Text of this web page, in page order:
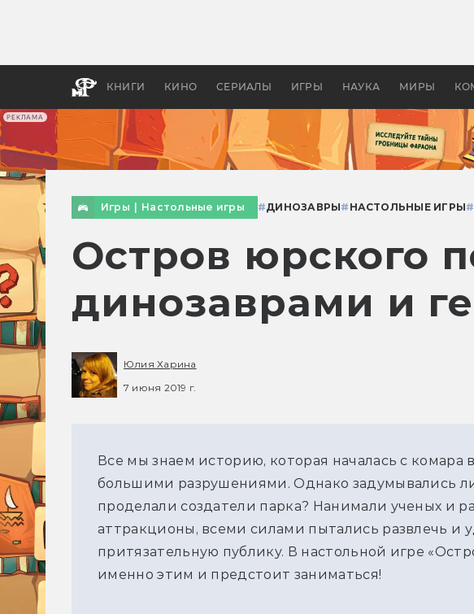
РЕКЛАМА
КНИГИ КИНО СЕРИАЛЫ ИГРЫ НАУКА МИРЫ
бы «Властелина колец»
Игры Настольные игры #ДИНОЗАВРЫ# НАСТОЛЬНЫЕ ИГРЫ#
Остров юрского
динозаврами и
Юлия Харина
7 июня 2019 г.
Все мы знаем историю, которая началась с комара
большими разрушениями. Однако задумывались ли
проделали создатели парка? Нанимали ученых и
аттракционы, всеми силами пытались развлечь и
притязательную публику. В настольной игре
именно этим и предстоит заниматься!